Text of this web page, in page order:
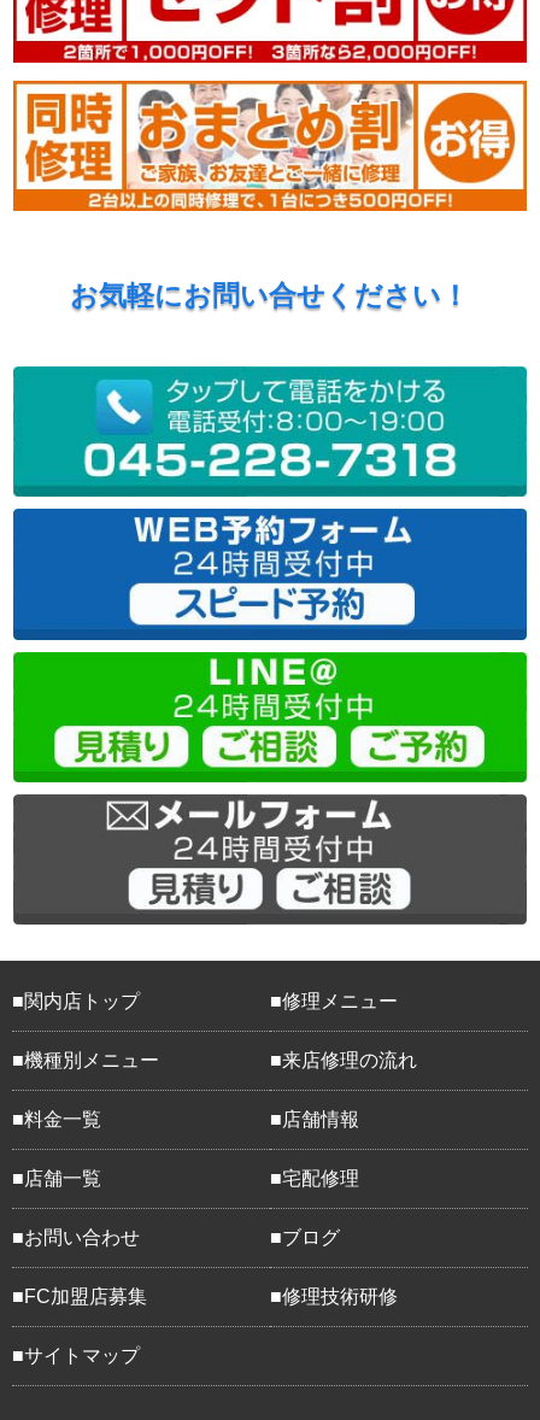
お気軽にお問い合せください！
関内店トップ 修理メニュー
機種別メニュー 来店修理の流れ
料金一覧 店舗情報
店舗一覧 宅配修理
お問い合わせ ブログ
FC加盟店募集 修理技術研修
サイトマップ